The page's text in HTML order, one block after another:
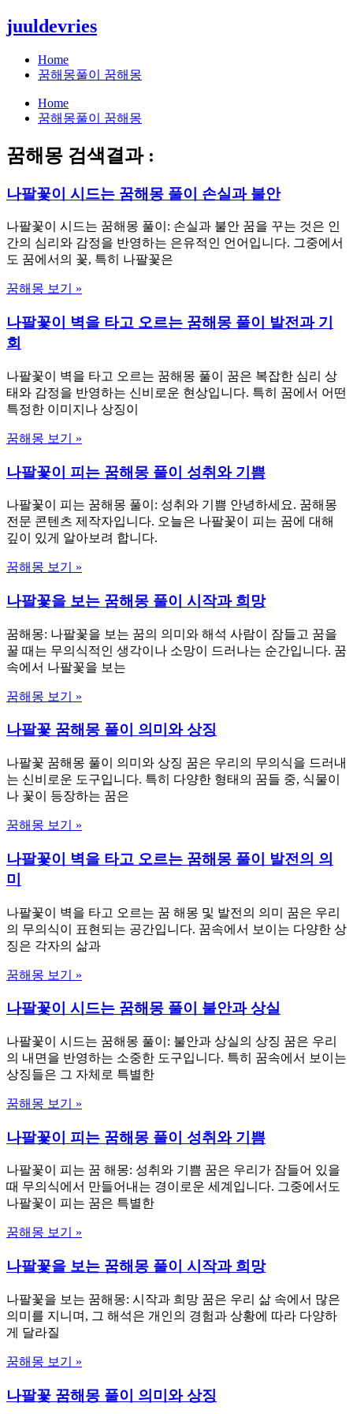
콘
텐
juuldevries
Home
꿈해몽풀이 꿈해몽
Home
꿈해몽풀이 꿈해몽
꿈해몽 검색결과 :
나팔꽃이 시드는 꿈해몽 풀이 손실과 불안
나팔꽃이 시드는 꿈해몽 풀이: 손실과 불안 꿈을 꾸는 것은 인
간의 심리와 감정을 반영하는 은유적인 언어입니다. 그중에서
도 꿈에서의 꽃, 특히 나팔꽃은
꿈해몽 보기 »
나팔꽃이 벽을 타고 오르는 꿈해몽 풀이 발전과 기
회
나팔꽃이 벽을 타고 오르는 꿈해몽 풀이 꿈은 복잡한 심리 상
태와 감정을 반영하는 신비로운 현상입니다. 특히 꿈에서 어떤
특정한 이미지나 상징이
꿈해몽 보기 »
나팔꽃이 피는 꿈해몽 풀이 성취와 기쁨
나팔꽃이 피는 꿈해몽 풀이: 성취와 기쁨 안녕하세요. 꿈해몽
전문 콘텐츠 제작자입니다. 오늘은 나팔꽃이 피는 꿈에 대해
깊이 있게 알아보려 합니다.
꿈해몽 보기 »
나팔꽃을 보는 꿈해몽 풀이 시작과 희망
꿈해몽: 나팔꽃을 보는 꿈의 의미와 해석 사람이 잠들고 꿈을
꿀 때는 무의식적인 생각이나 소망이 드러나는 순간입니다. 꿈
속에서 나팔꽃을 보는
꿈해몽 보기 »
나팔꽃 꿈해몽 풀이 의미와 상징
나팔꽃 꿈해몽 풀이 의미와 상징 꿈은 우리의 무의식을 드러내
는 신비로운 도구입니다. 특히 다양한 형태의 꿈들 중, 식물이
나 꽃이 등장하는 꿈은
꿈해몽 보기 »
나팔꽃이 벽을 타고 오르는 꿈해몽 풀이 발전의 의
미
나팔꽃이 벽을 타고 오르는 꿈 해몽 및 발전의 의미 꿈은 우리
의 무의식이 표현되는 공간입니다. 꿈속에서 보이는 다양한 상
징은 각자의 삶과
꿈해몽 보기 »
나팔꽃이 시드는 꿈해몽 풀이 불안과 상실
나팔꽃이 시드는 꿈해몽 풀이: 불안과 상실의 상징 꿈은 우리
의 내면을 반영하는 소중한 도구입니다. 특히 꿈속에서 보이는
상징들은 그 자체로 특별한
꿈해몽 보기 »
나팔꽃이 피는 꿈해몽 풀이 성취와 기쁨
나팔꽃이 피는 꿈 해몽: 성취와 기쁨 꿈은 우리가 잠들어 있을
때 무의식에서 만들어내는 경이로운 세계입니다. 그중에서도
나팔꽃이 피는 꿈은 특별한
꿈해몽 보기 »
나팔꽃을 보는 꿈해몽 풀이 시작과 희망
나팔꽃을 보는 꿈해몽: 시작과 희망 꿈은 우리 삶 속에서 많은
의미를 지니며, 그 해석은 개인의 경험과 상황에 따라 다양하
게 달라질
꿈해몽 보기 »
나팔꽃 꿈해몽 풀이 의미와 상징